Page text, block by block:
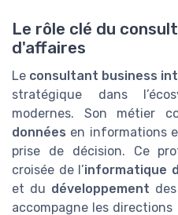
Le rôle clé du
d'affaires
Le consultant business
stratégique dans
modernes. Son métier
données en informations
prise de décision. Ce
croisée de l’informatique
et du développement
accompagne les